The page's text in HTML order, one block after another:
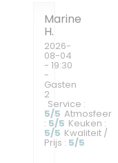
Marine
H
2026-
08-04
- 19:30
-
Gasten
2
Service :
5/5 Atmosfeer
: 5/5 Keuken :
5/5 Kwaliteit /
Prijs : 5/5